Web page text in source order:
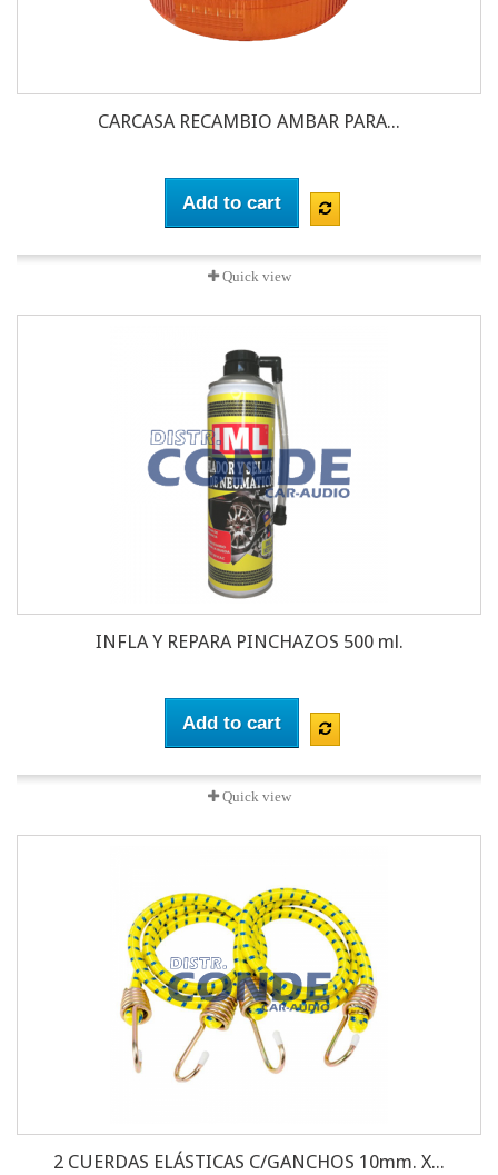
CARCASA RECAMBIO AMBAR PARA...
Add to cart
Quick view
INFLA Y REPARA PINCHAZOS 500 ml.
Add to cart
Quick view
2 CUERDAS ELÁSTICAS C/GANCHOS 10mm. X...